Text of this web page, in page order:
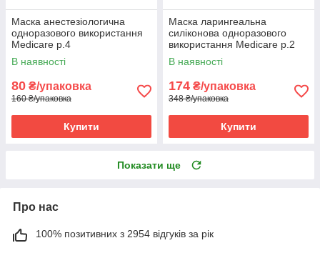
Маска анестезіологична
одноразового використання
Medicare р.4
В наявності
80 ₴/упаковка
160 ₴/упаковка
Купити
Маска ларингеальна
силіконова одноразового
використання Medicare р.2
В наявності
174 ₴/упаковка
348 ₴/упаковка
Купити
Показати ще
Про нас
100% позитивних з 2954 відгуків за рік